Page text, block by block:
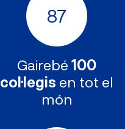
87
Gairebé 100
col·legis en tot el
món